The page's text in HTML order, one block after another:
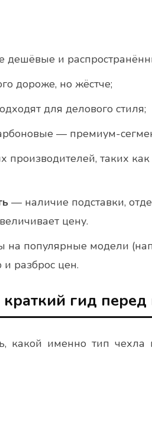
и
дороже, но жёстче;
для делового стиля;
— премиум-
таких как
— наличие подставки,
цену.
на популярные модели
разброс цен.
гид перед
какой именно тип чехла